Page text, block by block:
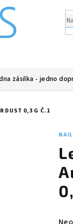
zásilka - jedno
DUST 0,3 G Č.1